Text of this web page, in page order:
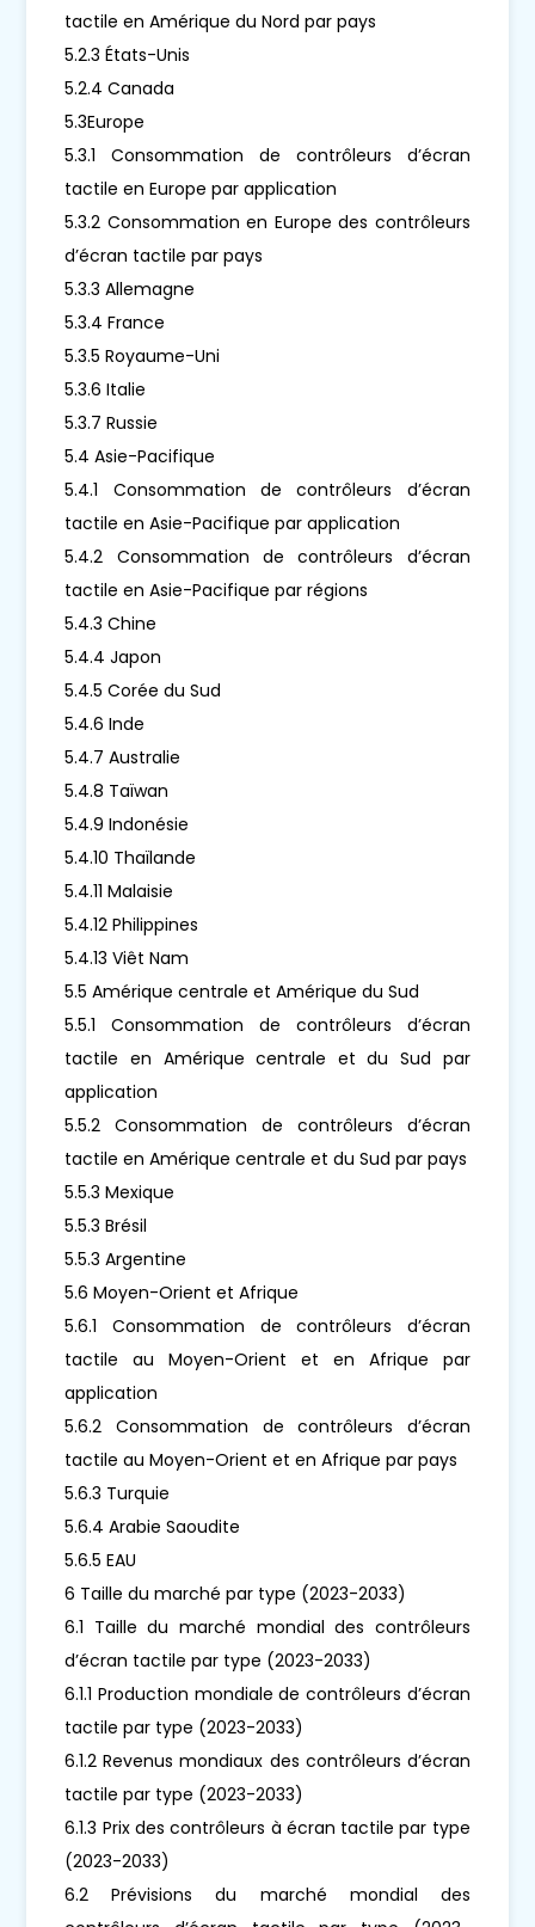
tactile en Amérique du Nord par pays
5.2.3 États-Unis
5.2.4 Canada
5.3Europe
5.3.1 Consommation de contrôleurs d’écran
tactile en Europe par application
5.3.2 Consommation en Europe des contrôleurs
d’écran tactile par pays
5.3.3 Allemagne
5.3.4 France
5.3.5 Royaume-Uni
5.3.6 Italie
5.3.7 Russie
5.4 Asie-Pacifique
5.4.1 Consommation de contrôleurs d’écran
tactile en Asie-Pacifique par application
5.4.2 Consommation de contrôleurs d’écran
tactile en Asie-Pacifique par régions
5.4.3 Chine
5.4.4 Japon
5.4.5 Corée du Sud
5.4.6 Inde
5.4.7 Australie
5.4.8 Taïwan
5.4.9 Indonésie
5.4.10 Thaïlande
5.4.11 Malaisie
5.4.12 Philippines
5.4.13 Viêt Nam
5.5 Amérique centrale et Amérique du Sud
5.5.1 Consommation de contrôleurs d’écran
tactile en Amérique centrale et du Sud par
application
5.5.2 Consommation de contrôleurs d’écran
tactile en Amérique centrale et du Sud par pays
5.5.3 Mexique
5.5.3 Brésil
5.5.3 Argentine
5.6 Moyen-Orient et Afrique
5.6.1 Consommation de contrôleurs d’écran
tactile au Moyen-Orient et en Afrique par
application
5.6.2 Consommation de contrôleurs d’écran
tactile au Moyen-Orient et en Afrique par pays
5.6.3 Turquie
5.6.4 Arabie Saoudite
5.6.5 EAU
6 Taille du marché par type (2023-2033)
6.1 Taille du marché mondial des contrôleurs
d’écran tactile par type (2023-2033)
6.1.1 Production mondiale de contrôleurs d’écran
tactile par type (2023-2033)
6.1.2 Revenus mondiaux des contrôleurs d’écran
tactile par type (2023-2033)
6.1.3 Prix des contrôleurs à écran tactile par type
(2023-2033)
6.2 Prévisions du marché mondial des